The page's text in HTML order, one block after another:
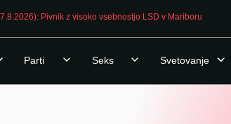
Pivnik z visoko vsebnostjo LSD v Mariboru
Parti Seks Svetovanje